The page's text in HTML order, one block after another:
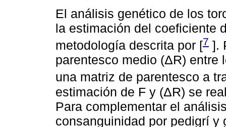
El análisis genético de los
la estimación del coeficiente
metodología descrita por [7 ].
parentesco medio (ΔR) entre
una matriz de parentesco a
estimación de F y (ΔR) se
Para complementar el
consanguinidad por pedigrí